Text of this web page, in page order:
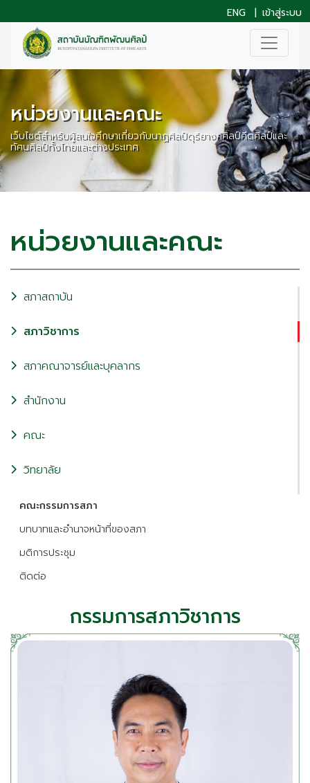
ENG | เข้าสู่ระบบ
หน่วยงานและคณะ
เว็บไซต์สำหรับผู้สนใจศึกษาเกี่ยวกับนาฏศิลป์ดุริยางคศิลป์คีตศิลป์และ
ทัศนศิลป์ทั้งไทยและต่างประเทศ
หน่วยงานและคณะ
สภาสถาบัน
สภาวิชาการ
สภาคณาจารย์และบุคลากร
สำนักงาน
คณะ
วิทยาลัย
คณะกรรมการสภา
บทบาทและอำนาจหน้าที่ของสภา
มติการประชุม
ติดต่อ
กรรมการสภาวิชาการ